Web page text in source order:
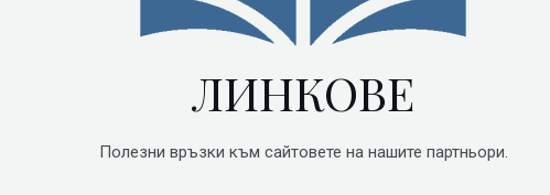
ЛИНКОВЕ
Полезни връзки към сайтовете на нашите партньори.